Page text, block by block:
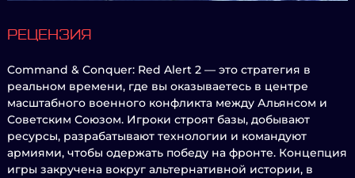
РЕЦЕНЗИЯ
Command & Conquer: Red Alert 2 — это стратегия в
реальном времени, где вы оказываетесь в центре
масштабного военного конфликта между Альянсом и
Советским Союзом. Игроки строят базы, добывают
ресурсы, разрабатывают технологии и командуют
армиями, чтобы одержать победу на фронте. Концепция
игры закручена вокруг альтернативной истории, в